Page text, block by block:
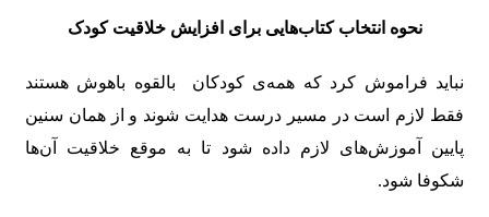
نحوه انتخاب کتاب‌هایی برای افزایش خلاقیت کودک
نباید فراموش کرد که همه‌ی کودکان بالقوه باهوش هستند
فقط لازم است در مسیر درست هدایت شوند و از همان سنین
پایین آموزش‌های لازم داده شود تا به موقع خلاقیت آن‌ها
شکوفا شود.